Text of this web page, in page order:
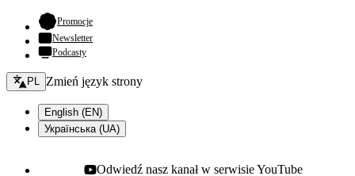
Promocje- otwiera się w nowej karcie
Newsletter
Podcasty
Zmień język - bieżący:
PL Zmień język strony
English (EN)
Українська (UA)
Odwiedź nasz kanał w serwisie YouTube